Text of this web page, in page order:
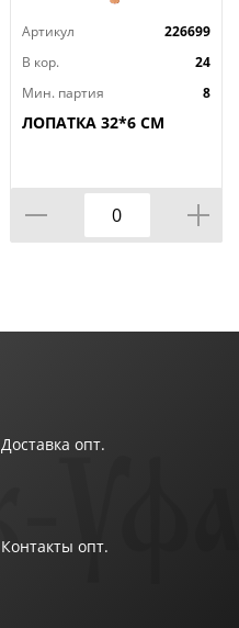
Артикул
226699
В кор.
24
Мин. партия
8
ЛОПАТКА 32*6 СМ
Доставка опт.
Контакты опт.